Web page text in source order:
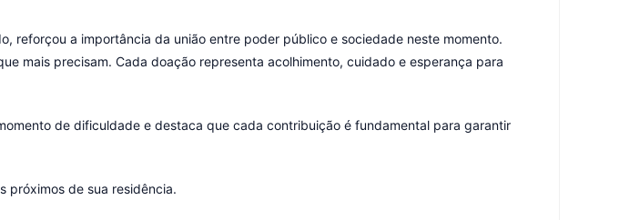
reforçou a importância da união entre poder público e sociedade neste momento.
mais precisam. Cada doação representa acolhimento, cuidado e esperança para
de dificuldade e destaca que cada contribuição é fundamental para garantir
próximos de sua residência.